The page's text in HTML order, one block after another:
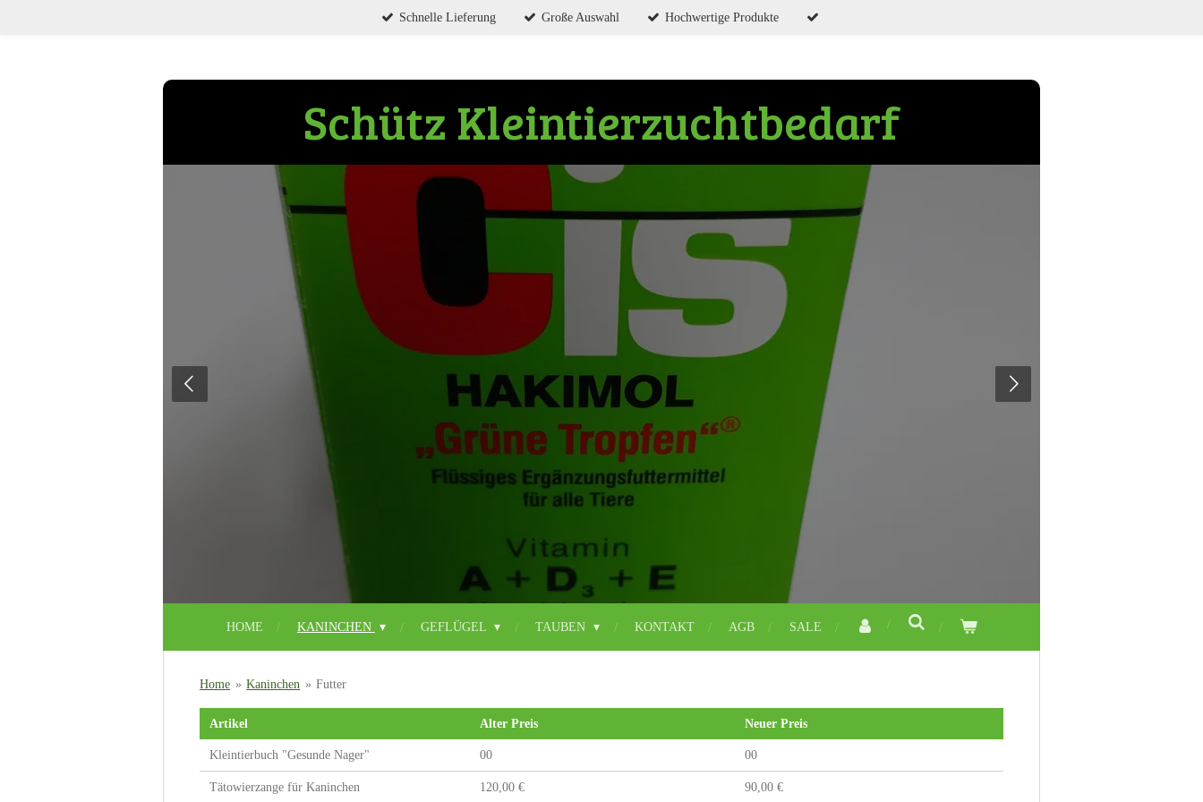
Schnelle Lieferung Große Auswahl Hochwertige Produkte
Schütz Kleintierzuchtbedarf
HOME KANINCHEN GEFLÜGEL TAUBEN KONTAKT AGB SALE
Home » Kaninchen » Futter
Artikel Alter Preis Neuer Preis
Kleintierbuch "Gesunde Nager" 00 00
Tätowierzange für Kaninchen 120,00 € 90,00 €